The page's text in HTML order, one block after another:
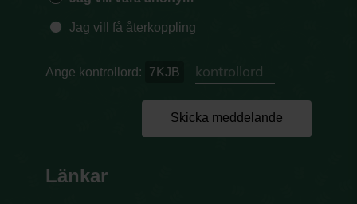
Jag vill få återkoppling
Ange kontrollord: 7KJB
Skicka meddelande
Länkar